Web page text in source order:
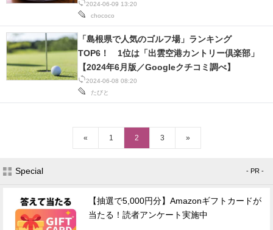
2024-06-09 13:20
chococo
2024-06-08 08:20
たびと
「島根県で人気のゴルフ場」ランキング
TOP6！ 1位は「出雲空港カントリー倶楽部」
【2024年6月版／Googleクチコミ調べ】
« 1 2 3 »
Special - PR -
【抽選で5,000円分】Amazonギフトカードが
当たる！読者アンケート実施中